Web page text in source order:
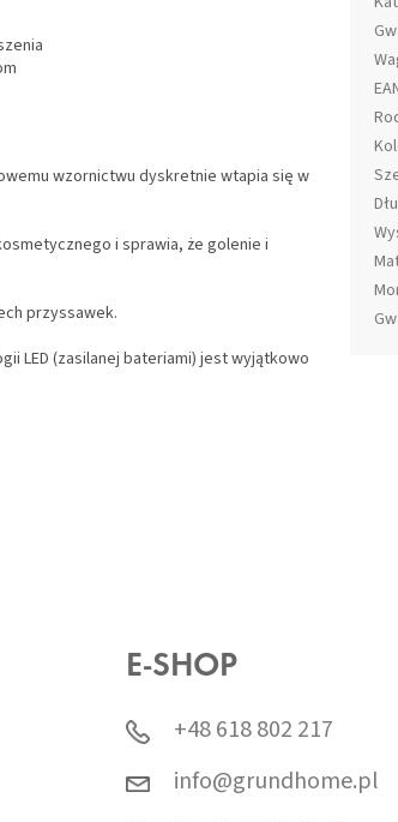
wzornictwu dyskretnie wtapia się w
i sprawia, że golenie i
przyssawek.
LED (zasilanej bateriami) jest wyjątkowo
E-SHOP
+48 618 802 217
info@grundhome.pl